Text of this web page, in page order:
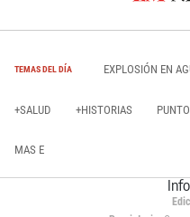
TEMAS DEL DÍA EXPLOSIÓN EN
+SALUD +HISTORIAS
MAS E